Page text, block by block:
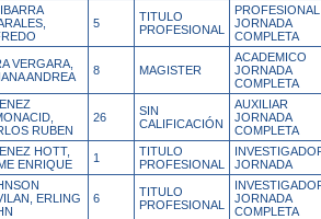
5
TITULO
PROFESIONAL
PROFESIONAL
JORNADA
COMPLETA
VERGARA,
ANDREA
8 MAGISTER
ACADEMICO
JORNADA
COMPLETA
RUBEN
26
SIN
CALIFICACIÓN
AUXILIAR
JORNADA
COMPLETA
HOTT,
ENRIQUE
1
TITULO
PROFESIONAL
JORNADA
ERLING
6
TITULO
PROFESIONAL
JORNADA
COMPLETA